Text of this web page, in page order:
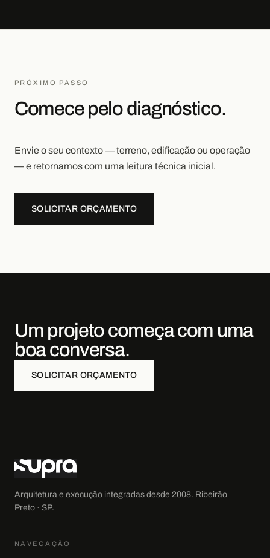
PRÓXIMO PASSO
Comece pelo diagnóstico.
Envie o seu contexto — terreno, edificação ou operação
— e retornamos com uma leitura técnica inicial.
SOLICITAR ORÇAMENTO
Um projeto começa com uma
boa conversa.
SOLICITAR ORÇAMENTO
Arquitetura e execução integradas desde 2008. Ribeirão
Preto · SP.
NAVEGAÇÃO